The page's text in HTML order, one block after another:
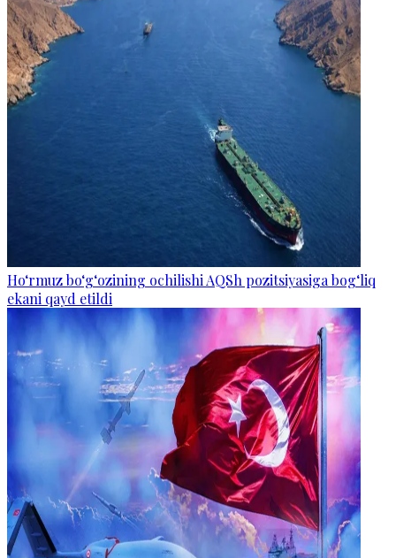
Ho‘rmuz bo‘g‘ozining ochilishi AQSh pozitsiyasiga bog‘liq
ekani qayd etildi